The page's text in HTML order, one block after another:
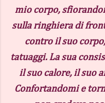
mio corpo,
sulla ringhiera di
contro il suo
tatuaggi. La sua
il suo calore, il suo
Confortandomi e